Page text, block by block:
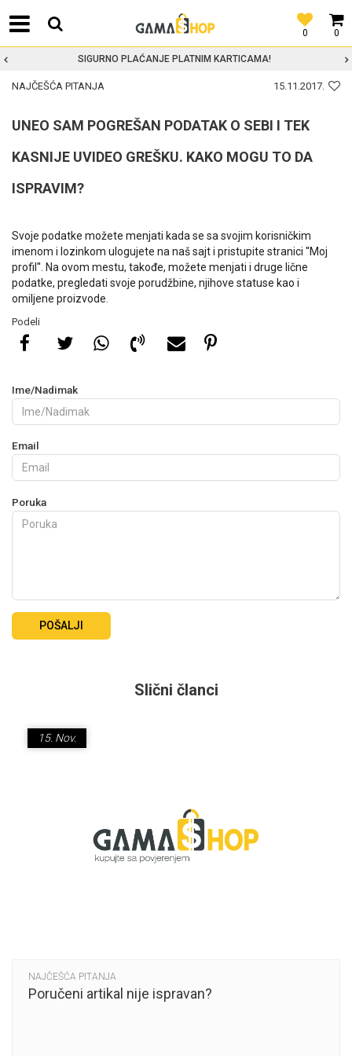
0
0
SIGURNO PLAĆANJE PLATNIM KARTICAMA!
NAJČEŠĆA PITANJA 15.11.2017.
UNEO SAM POGREŠAN PODATAK O SEBI I TEK
KASNIJE UVIDEO GREŠKU. KAKO MOGU TO DA
ISPRAVIM?
Svoje podatke možete menjati kada se sa svojim korisničkim
imenom i lozinkom ulogujete na naš sajt i pristupite stranici ''Moj
profil''. Na ovom mestu, takođe, možete menjati i druge lične
podatke, pregledati svoje porudžbine, njihove statuse kao i
omiljene proizvode.
Podeli
Ime/Nadimak
Email
Poruka
POŠALJI
Slični članci
15. Nov.
NAJČEŠĆA PITANJA
Poručeni artikal nije ispravan?